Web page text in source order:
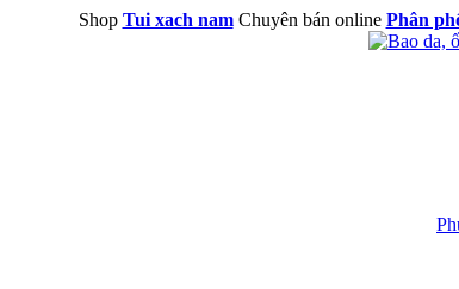
Shop Tui xach namChuyên bán online Phân